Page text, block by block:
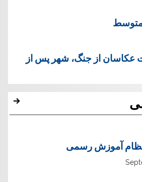
عکاسان از جنگ، شهر پس از
نظام آموزش رسمی